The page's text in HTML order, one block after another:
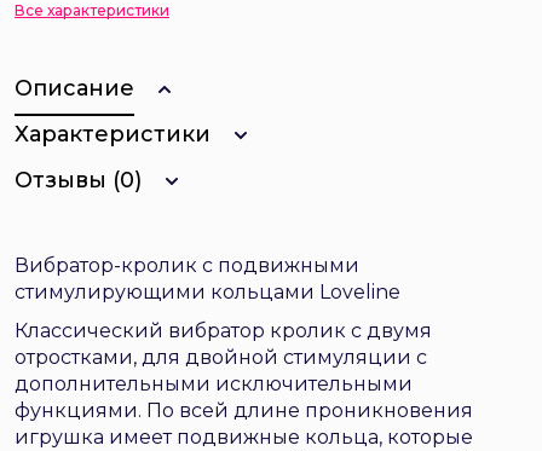
Все характеристики
Описание
Характеристики
Отзывы (0)
Вибратор-кролик с подвижными
стимулирующими кольцами Loveline
Классический вибратор кролик с двумя
отростками, для двойной стимуляции с
дополнительными исключительными
функциями. По всей длине проникновения
игрушка имеет подвижные кольца, которые